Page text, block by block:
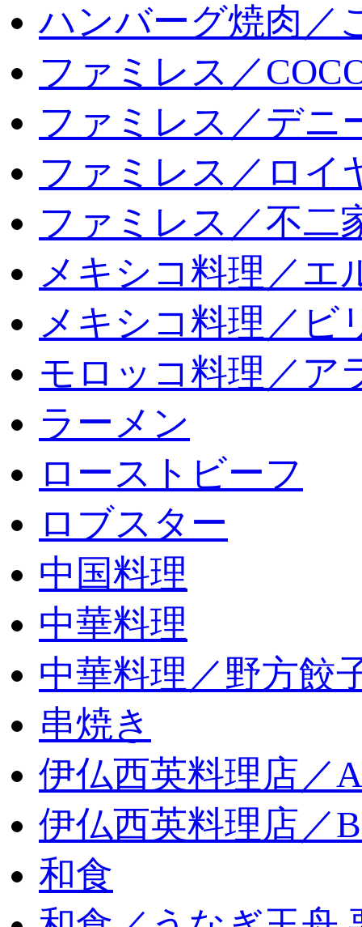
ハンバーグ焼肉／
ファミレス／
ファミレス／デニ
ファミレス／ロイ
ファミレス／不二
メキシコ料理／エ
メキシコ料理／ビ
モロッコ料理／ア
ラーメン
ローストビーフ
ロブスター
中国料理
中華料理
中華料理／野方餃
串焼き
伊仏西英料理店／
伊仏西英料理店／
和食